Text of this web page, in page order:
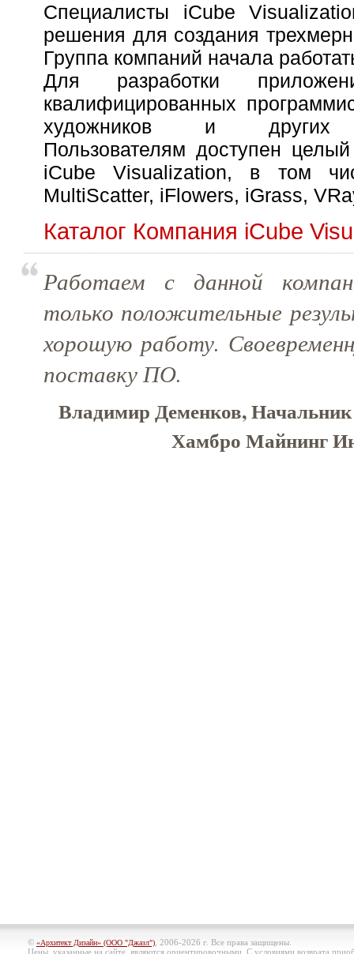
Специалисты iCube
решения для создания
Группа компаний начала
Для разработки
квалифицированных
художников и других
Пользователям доступен
iCube Visualization, в том
MultiScatter, iFlowers, iGrass,
Каталог Компания iCube
Работаем с данной
только положительные
хорошую работу.
поставку ПО.
Владимир Деменков,
Хамбро Майнинг
© «Архитект Дизайн» (ООО "Джазл") , 2006-2026 г. Все права защищены.
Цены, указанные на сайте, являются ориентировочными. С условиями возврата